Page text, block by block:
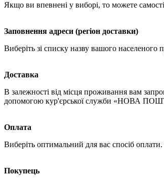
Якщо ви впевнені у виборі, то можете
Заповнення адреси (регіон доставки)
Виберіть зі списку назву вашого населеного
Доставка
В залежності від місця проживання вам
допомогою кур'єрської служби «НОВА
Оплата
Виберіть оптимальний для вас спосіб
Покупець